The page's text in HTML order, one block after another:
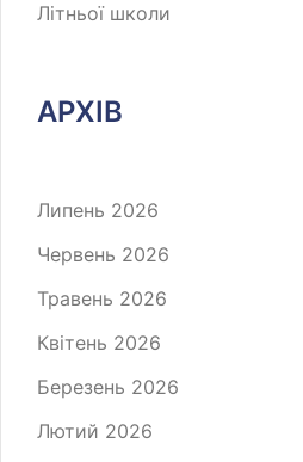
Літньої школи
АРХІВ
Липень 2026
Червень 2026
Травень 2026
Квітень 2026
Березень 2026
Лютий 2026